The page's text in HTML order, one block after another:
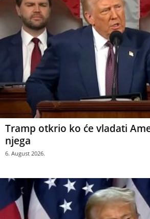
Tramp otkrio ko će vladati
njega
6. August 2026.